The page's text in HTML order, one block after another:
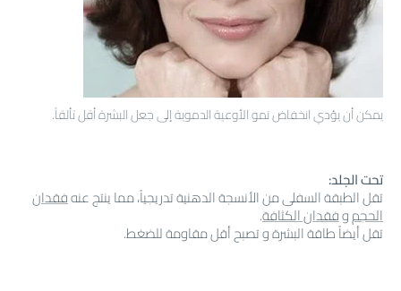
يمكن أن يؤدي انخفاض نمو الأوعية الدموية إلى جعل البشرة أقل تألقاً.
تحت الجلد:
تقل الطبقة السفلى من الأنسجة الدهنية تدريجياً، مما ينتج عنهفقدان
الحجموفقدان الكثافة.
تقل أيضاً طاقة البشرة و تصبح أقل مقاومة للضغط.